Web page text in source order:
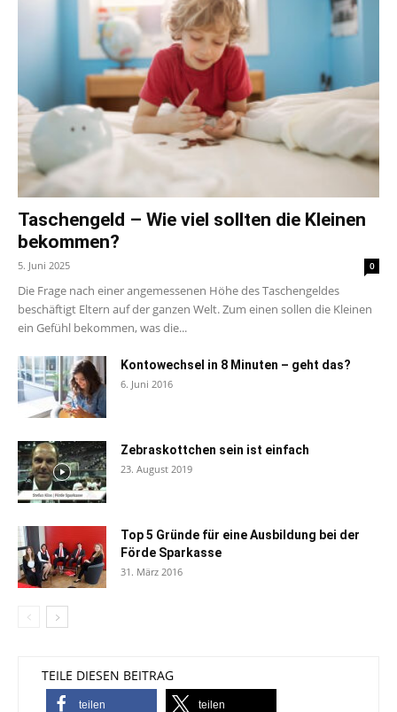
Taschengeld – Wie viel sollten die Kleinen
bekommen?
5. Juni 2025 0
Die Frage nach einer angemessenen Höhe des Taschengeldes
beschäftigt Eltern auf der ganzen Welt. Zum einen sollen die Kleinen
ein Gefühl bekommen, was die...
Kontowechsel in 8 Minuten – geht das?
6. Juni 2016
Zebraskottchen sein ist einfach
23. August 2019
Top 5 Gründe für eine Ausbildung bei der
Förde Sparkasse
31. März 2016
TEILE DIESEN BEITRAG
teilen teilen